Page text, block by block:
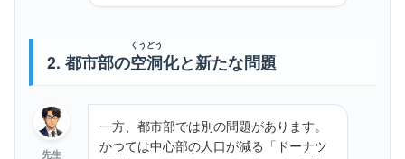
2. 都市部の空洞
くうどう
化と新たな問題
先生
一方、都市部では別の問題があります。
かつては中心部の人口が減る「ドーナツ